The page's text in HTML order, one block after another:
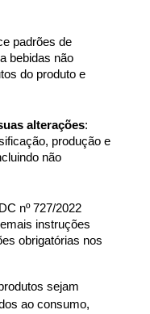
padrões de
bebidas não
do produto e
alterações:
produção e
não
nº 727/2022
instruções
obrigatórias nos
sejam
ao consumo,